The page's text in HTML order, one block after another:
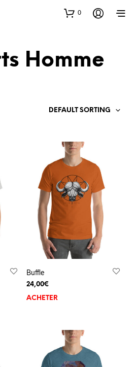
0
Homme
DEFAULT SORTING
Buffle
24,00€
ACHETER